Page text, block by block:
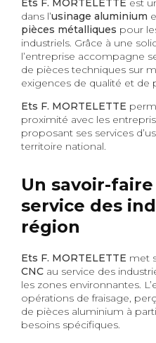
Ets F. MORTELETTE est
dans l’usinage aluminium
pièces métalliques pour
industriels. Grâce à une
l’entreprise accompagne
de pièces techniques sur
exigences de qualité et de
Ets F. MORTELETTE
proximité avec les
proposant ses services
territoire national.
Un savoir-
service des
région
Ets F. MORTELETTE met
CNC au service des
les zones environnantes.
opérations de fraisage,
de pièces aluminium à
besoins spécifiques.